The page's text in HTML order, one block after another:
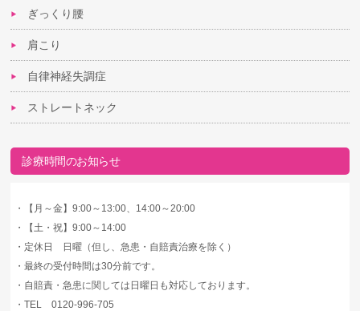
ぎっくり腰
肩こり
自律神経失調症
ストレートネック
診療時間のお知らせ
・
【月～金】9:00～13:00、14:00～20:00
・
【土・祝】9:00～14:00
・ 定休日 日曜（但し、急患・自賠責治療を除く）
・最終の受付時間は30分前です。
・ 自賠責・急患に関しては日曜日も対応しております。
・TEL 0120-996-705